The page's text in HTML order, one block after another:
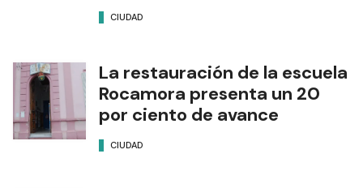
CIUDAD
La restauración de la escuela
Rocamora presenta un 20
por ciento de avance
CIUDAD